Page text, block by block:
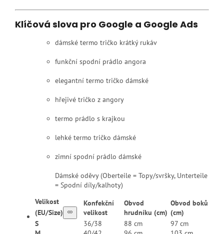
Klíčová slova pro Google a Google Ads
dámské termo tričko krátký rukáv
funkční spodní prádlo angora
elegantní termo tričko dámské
hřejivé tričko z angory
termo prádlo s krajkou
lehké termo tričko dámské
zimní spodní prádlo dámské
Dámské oděvy (Oberteile = Topy/svršky, Unterteile
= Spodní díly/kalhoty)
Velikost
(EU/Size)
Konfekční
velikost
Obvod
hrudníku (cm)
Obvod boků
(cm)
S
36/38 88 cm
97 cm